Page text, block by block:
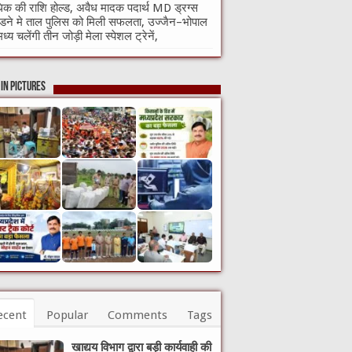
की राशि होल्ड, अवैध मादक पदार्थ MD ड्रग्स
मे ताल पुलिस को मिली सफलता, उज्जैन–भोपाल
चलेंगी तीन जोड़ी मेला स्पेशल ट्रेनें,
in Pictures
Popular Comments Tags
खाद्यय विभाग द्वारा बड़ी कार्यवाही की